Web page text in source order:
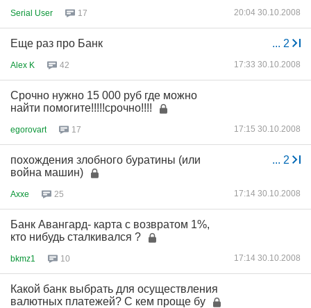
Serial User 17 20:04 30.10.2008
... 2
Еще раз про Банк
Alex K 42 17:33 30.10.2008
Срочно нужно 15 000 руб где можно
найти помогите!!!!!срочно!!!!
egorovart 17 17:15 30.10.2008
... 2
похождения злобного буратины (или
война машин)
Axxe 25 17:14 30.10.2008
Банк Авангард- карта с возвратом 1%,
кто нибудь сталкивался ?
bkmz1 10 17:14 30.10.2008
Какой банк выбрать для осуществления
валютных платежей? C кем проще бу